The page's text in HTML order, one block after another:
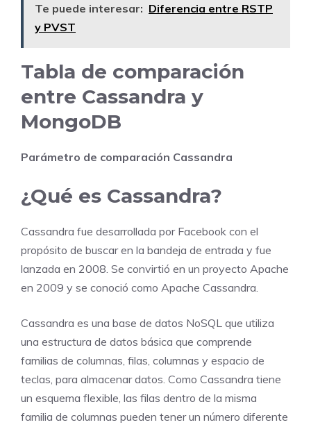
Te puede interesar: Diferencia entre RSTP
y PVST
Tabla de comparación
entre Cassandra y
MongoDB
Parámetro de comparación Cassandra
¿Qué es Cassandra?
Cassandra fue desarrollada por Facebook con el
propósito de buscar en la bandeja de entrada y fue
lanzada en 2008. Se convirtió en un proyecto Apache
en 2009 y se conoció como Apache Cassandra.
Cassandra es una base de datos NoSQL que utiliza
una estructura de datos básica que comprende
familias de columnas, filas, columnas y espacio de
teclas, para almacenar datos. Como Cassandra tiene
un esquema flexible, las filas dentro de la misma
familia de columnas pueden tener un número diferente